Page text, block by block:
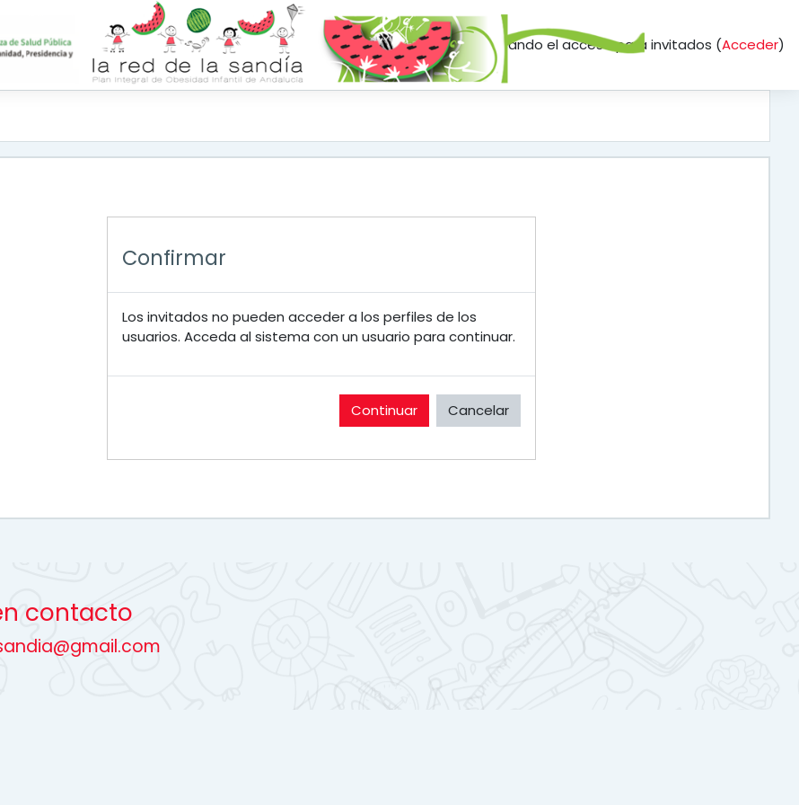
En este momento está usando el acceso para invitados (Acceder)
Confirmar
Los invitados no pueden acceder a los perfiles de los
usuarios. Acceda al sistema con un usuario para continuar.
Continuar Cancelar
contacto